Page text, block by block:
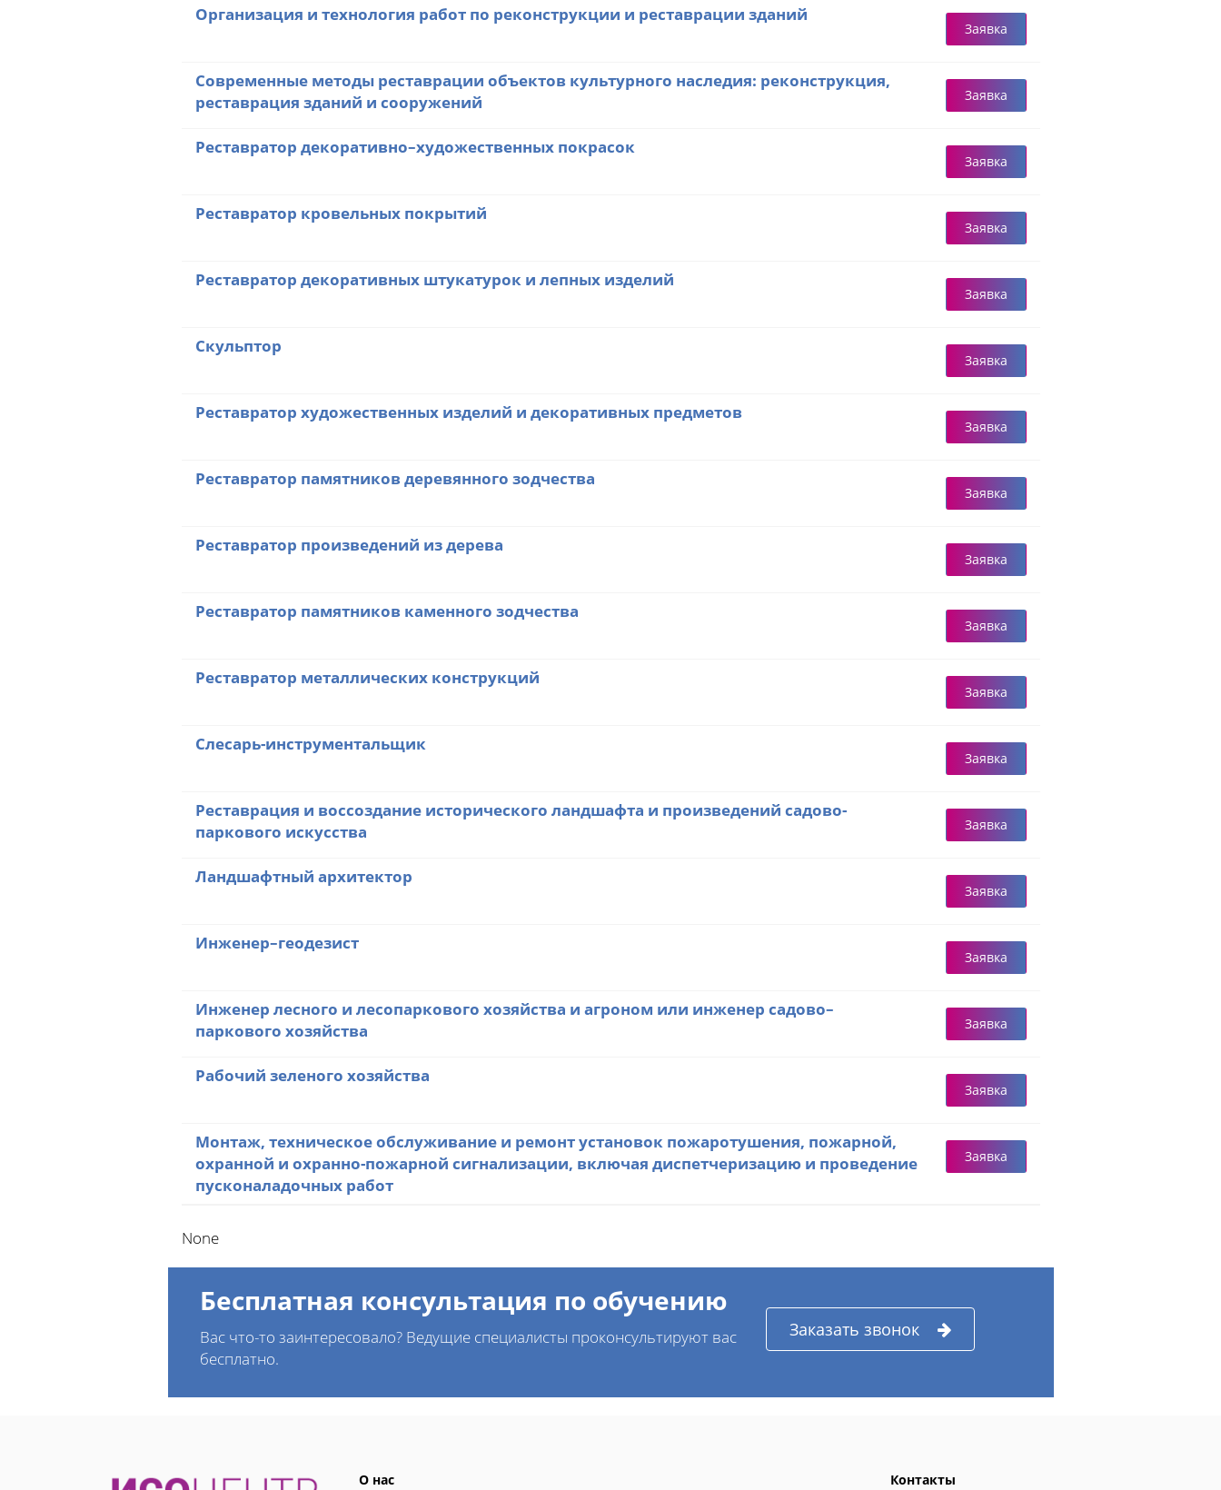
Организация и технология работ по реконструкции и реставрации зданий
Заявка
Современные методы реставрации объектов культурного наследия: реконструкция,
реставрация зданий и сооружений
Заявка
Реставратор декоративно–художественных покрасок
Заявка
Реставратор кровельных покрытий
Заявка
Реставратор декоративных штукатурок и лепных изделий
Заявка
Скульптор
Заявка
Реставратор художественных изделий и декоративных предметов
Заявка
Реставратор памятников деревянного зодчества
Заявка
Реставратор произведений из дерева
Заявка
Реставратор памятников каменного зодчества
Заявка
Реставратор металлических конструкций
Заявка
Слесарь-инструментальщик
Заявка
Реставрация и воссоздание исторического ландшафта и произведений садово-
паркового искусства
Заявка
Ландшафтный архитектор
Заявка
Инженер–геодезист
Заявка
Инженер лесного и лесопаркового хозяйства и агроном или инженер садово–
паркового хозяйства
Заявка
Рабочий зеленого хозяйства
Заявка
Монтаж, техническое обслуживание и ремонт установок пожаротушения, пожарной,
охранной и охранно-пожарной сигнализации, включая диспетчеризацию и проведение
пусконаладочных работ
Заявка
None
Бесплатная консультация по обучению
Вас что-то заинтересовало? Ведущие специалисты проконсультируют вас
бесплатно.
Заказать звонок
О нас Контакты